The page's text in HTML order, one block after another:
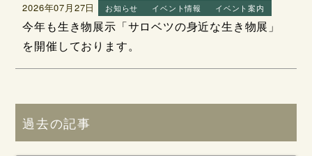
2026年07月27日 お知らせ イベント情報 イベント案内
今年も生き物展示「サロベツの身近な生き物展」
を開催しております。
過去の記事